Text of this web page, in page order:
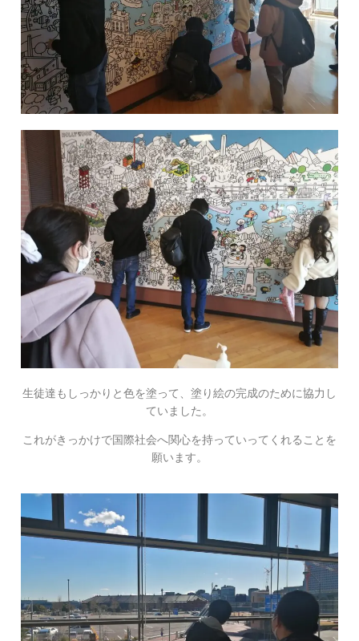
生徒達もしっかりと色を塗って、塗り絵の完成のために協力し
ていました。
これがきっかけで国際社会へ関心を持っていってくれることを
願います。